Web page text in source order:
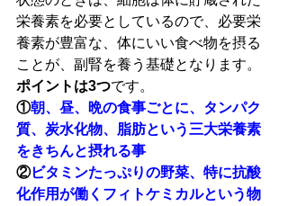
栄養素を必要としているので、必要栄
養素が豊富な、体にいい食べ物を摂る
ことが、副腎を養う基礎となります。
ポイントは3つです。
①朝、昼、晩の食事ごとに、タンパク
質、炭水化物、脂肪という三大栄養素
をきちんと摂れる事
②ビタミンたっぷりの野菜、特に抗酸
化作用が働くフィトケミカルという物